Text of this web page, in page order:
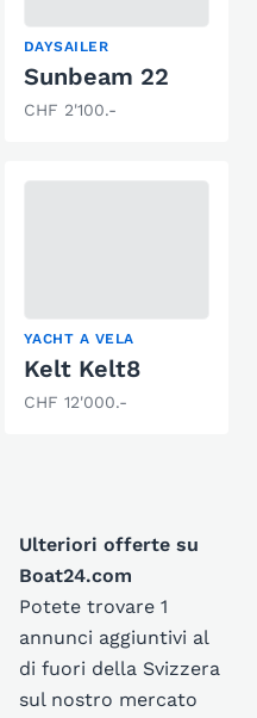
DAYSAILER
Sunbeam 22
CHF 2'100.-
YACHT A VELA
Kelt Kelt8
CHF 12'000.-
Ulteriori offerte su
Boat24.com
Potete trovare 1
annunci aggiuntivi al
di fuori della Svizzera
sul nostro mercato